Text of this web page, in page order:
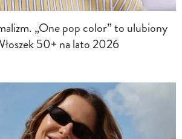
„One pop color” to ulubiony
50+ na lato 2026